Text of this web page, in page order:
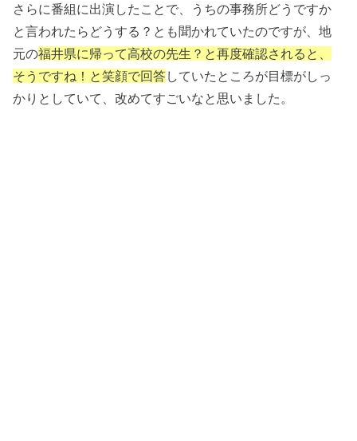
さらに番組に出演したことで、うちの事務所どうですか
と言われたらどうする？とも聞かれていたのですが、地
元の福井県に帰って高校の先生？と再度確認されると、
そうですね！と笑顔で回答していたところが目標がしっ
かりとしていて、改めてすごいなと思いました。